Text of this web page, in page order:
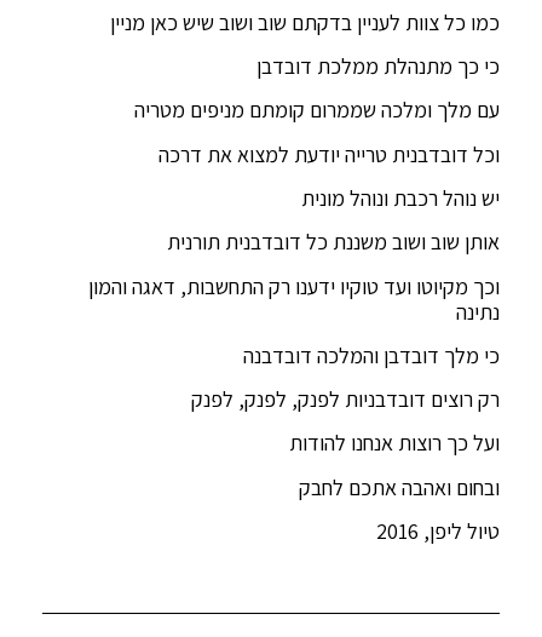
כמו כל צוות לעניין בדקתם שוב ושוב שיש כאן מניין
כי כך מתנהלת ממלכת דובדבן
עם מלך ומלכה שממרום קומתם מניפים מטריה
וכל דובדבנית טרייה יודעת למצוא את דרכה
יש נוהל רכבת ונוהל מונית
אותן שוב ושוב משננת כל דובדבנית תורנית
וכך מקיוטו ועד טוקיו ידענו רק התחשבות, דאגה והמון
נתינה
כי מלך דובדבן והמלכה דובדבנה
רק רוצים דובדבניות לפנק, לפנק, לפנק
ועל כך רוצות אנחנו להודות
ובחום ואהבה אתכם לחבק
טיול ליפן, 2016